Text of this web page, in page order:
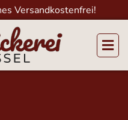
Versandkostenfrei!